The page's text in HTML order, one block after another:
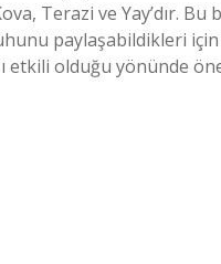
Terazi ve Yay’dır. Bu
paylaşabildikleri için
etkili olduğu yönünde